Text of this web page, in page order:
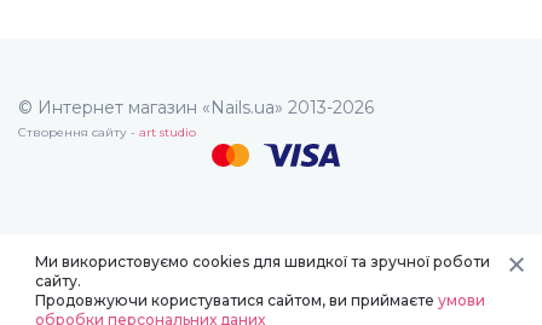
© Интернет магазин «Nails.ua» 2013-2026
Створення сайту - art studio
Ми використовуємо cookies для швидкої та зручної роботи
сайту.
Продовжуючи користуватися сайтом, ви приймаєте умови
обробки персональних даних